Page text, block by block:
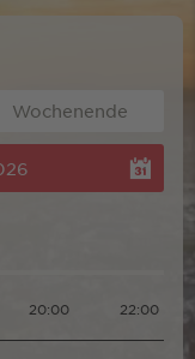
Wochenende
20:00 22:00